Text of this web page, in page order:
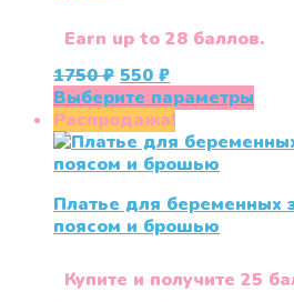
Earn up to 28 баллов.
1750₽ Первоначальная
цена
составляла
1750 ₽.
550 ₽Текущая
цена:
550 ₽.
Выберите параметры
на
Распродажа!
Платье для беременных
поясом и брошью
Купите и получите 25